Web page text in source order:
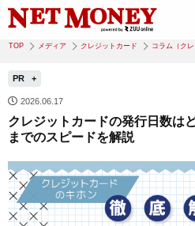
TOP メディア クレジットカード コラム（クレ
PR
2026.06.17
クレジットカードの発行日数は
までのスピードを解説